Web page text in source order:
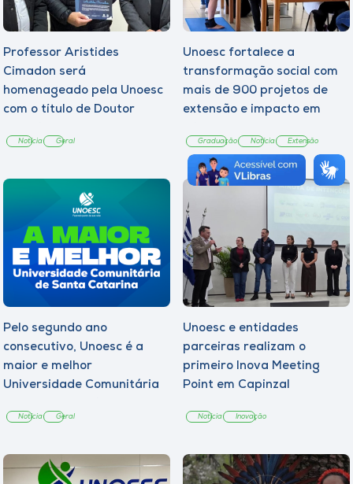
Professor Aristides
Cimadon será
homenageado pela Unoesc
com o título de Doutor
Notícia Geral
Unoesc fortalece a
transformação social com
mais de 900 projetos de
extensão e impacto em
Graduação Notícia Extensão
Pelo segundo ano
consecutivo, Unoesc é a
maior e melhor
Universidade Comunitária
Notícia Geral
Unoesc e entidades
parceiras realizam o
primeiro Inova Meeting
Point em Capinzal
Notícia Inovação